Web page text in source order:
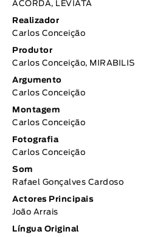
Tópicos selecionados
ACORDA, LEVIATÃ
Realizador
Carlos Conceição
Produtor
Carlos Conceição, MIRABILIS
Argumento
Carlos Conceição
Montagem
Carlos Conceição
Fotografia
Carlos Conceição
Som
Rafael Gonçalves Cardoso
Actores Principais
João Arrais
Língua Original